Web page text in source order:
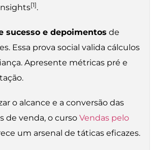
[1].
sucesso e depoimentos de
Essa prova social valida cálculos
Apresente métricas pré e
o alcance e a conversão das
de venda, o curso Vendas pelo
um arsenal de táticas eficazes.